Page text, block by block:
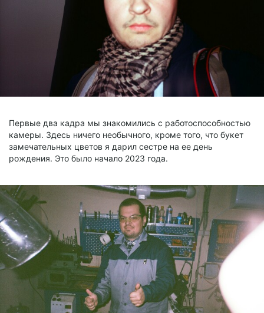
Первые два кадра мы знакомились с работоспособностью
камеры. Здесь ничего необычного, кроме того, что букет
замечательных цветов я дарил сестре на ее день
рождения. Это было начало 2023 года.